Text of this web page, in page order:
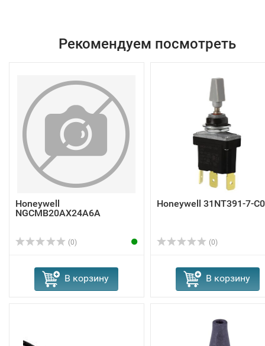
Рекомендуем посмотреть
Honeywell
NGCMB20AX24A6A
(0)
В корзину
Honeywell 31NT391-7-
(0)
В корзину